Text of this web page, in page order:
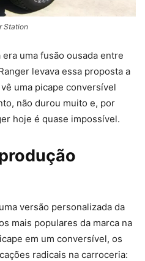
Station
uma fusão ousada entre
levava essa proposta a
uma picape conversível
não durou muito e, por
hoje é quase impossível.
versão personalizada da
mais populares da marca na
em um conversível, os
radicais na carroceria: